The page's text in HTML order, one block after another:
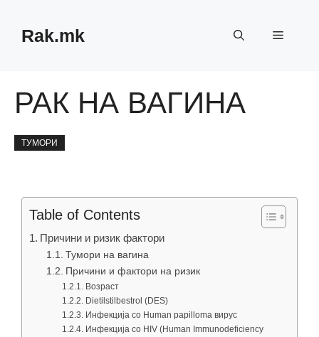
contentRak.mk Menu
РАК НА ВАГИНА
ТУМОРИ
Table of Contents
Причини и ризик фактори
Тумори на вагина
Причини и фактори на ризик
Возраст
Dietilstilbestrol (DES)
Инфекција со Human papilloma вирус
Инфекција со HIV (Human Immunodeficiency